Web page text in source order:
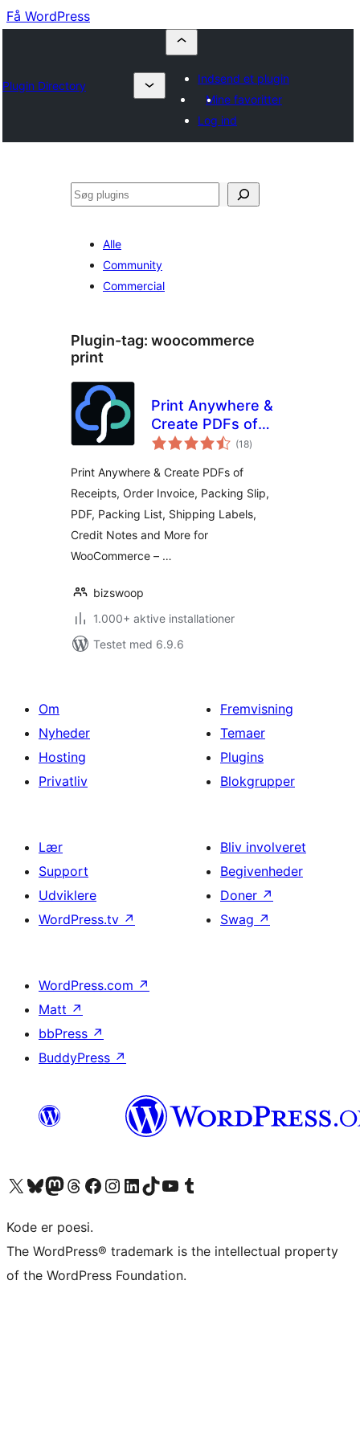
Få WordPress
Plugin Directory
Indsend et plugin
Mine favoritter
Log ind
Søg
Alle
Community
Commercial
Plugin-tag: woocommerce
print
Print Anywhere &
Create PDFs of
Order Receipts,
More.
(18totale
bedømmelser
)
Print Anywhere & Create PDFs of
Receipts, Order Invoice, Packing Slip,
PDF, Packing List, Shipping Labels,
Credit Notes and More for
WooCommerce – …
bizswoop
1.000+ aktive installationer
Testet med 6.9.6
Om
Nyheder
Hosting
Privatliv
Fremvisning
Temaer
Plugins
Blokgrupper
Lær
Support
Udviklere
WordPress.tv ↗
Bliv involveret
Begivenheder
Doner ↗
Swag ↗
WordPress.com ↗
Matt ↗
bbPress ↗
BuddyPress ↗
Besøg vores X (tidligere Twitter) konto
Besøg vores Bluesky-konto
Besøg vores Mastodon konto
Besøg vores Threads-konto
Besøg vores Facebook sideBesøg vores Instagram konto
Besøg vores LinkedIn konto
Besøg vores TikTok-konto
Besøg vores YouTube-kanalBesøg vores Tumblr-konto
Kode er poesi.
The WordPress® trademark is the intellectual property
of the WordPress Foundation.